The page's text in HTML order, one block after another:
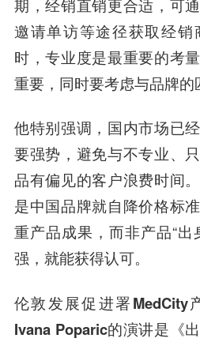
期，经销直销更合适，可
邀请单访等途径获取经
时，专业度是最重要的考
重要，同时要考虑与品牌的
他特别强调，国内市场已
要强势，避免与不专业、
品有偏见的客户浪费时间
是中国品牌就自降价格标
重产品成果，而非产品“出
强，就能获得认可。
伦敦发展促进署MedCity
Ivana Poparic的演讲是《